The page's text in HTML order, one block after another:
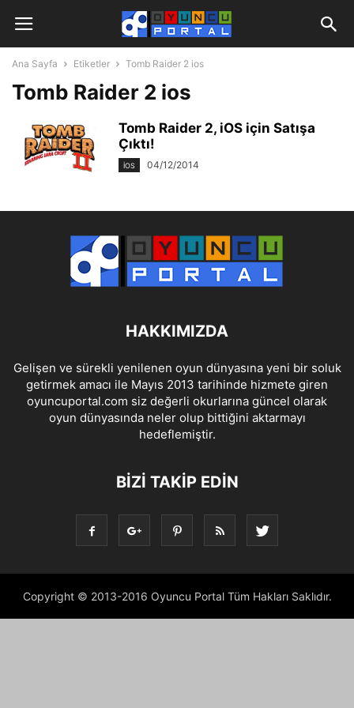
Ana Sayfa Etiketler Tomb Raider 2 ios
Tomb Raider 2 ios
Tomb Raider 2, iOS için Satışa
Çıktı!
IOS 04/12/2014
HAKKIMIZDA
Gelişen ve sürekli yenilenen oyun dünyasına yeni bir soluk
getirmek amacı ile Mayıs 2013 tarihinde hizmete giren
oyuncuportal.com siz değerli okurlarına güncel olarak
oyun dünyasında neler olup bittiğini aktarmayı
hedeflemiştir.
BIZI TAKIP EDIN
Copyright © 2013-2016 Oyuncu Portal Tüm Hakları Saklıdır.